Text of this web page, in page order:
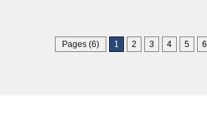
Pages (6) 1 2 3 4 5 6